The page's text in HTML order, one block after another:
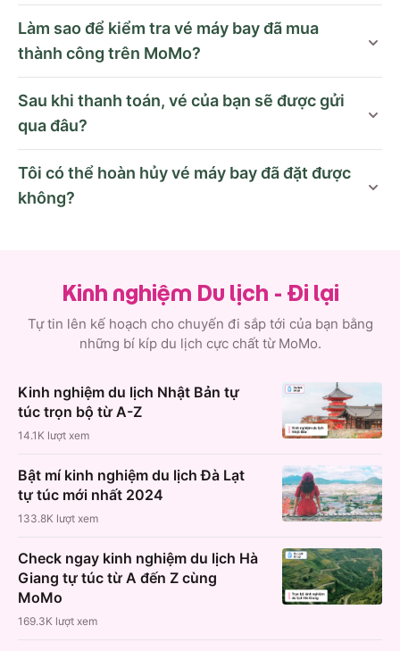
Làm sao để kiểm tra vé máy bay đã mua
thành công trên MoMo?
Sau khi thanh toán, vé của bạn sẽ được gửi
qua đâu?
Tôi có thể hoàn hủy vé máy bay đã đặt được
không?
Kinh nghiệm Du lịch - Đi lại
Tự tin lên kế hoạch cho chuyến đi sắp tới của bạn bằng
những bí kíp du lịch cực chất từ MoMo.
Kinh nghiệm du lịch Nhật Bản tự
túc trọn bộ từ A-Z
14.1K lượt xem
Bật mí kinh nghiệm du lịch Đà Lạt
tự túc mới nhất 2024
133.8K lượt xem
Check ngay kinh nghiệm du lịch Hà
Giang tự túc từ A đến Z cùng
MoMo
169.3K lượt xem